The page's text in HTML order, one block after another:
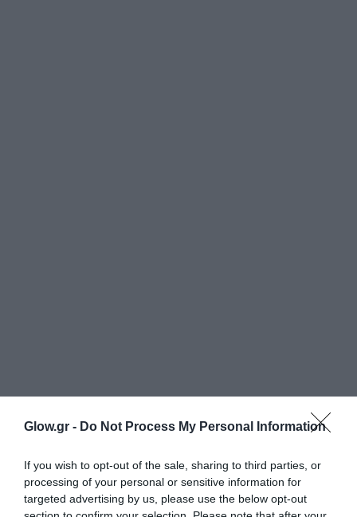
Glow.gr - Do Not Process My Personal Information
If you wish to opt-out of the sale, sharing to third parties, or
processing of your personal or sensitive information for
targeted advertising by us, please use the below opt-out